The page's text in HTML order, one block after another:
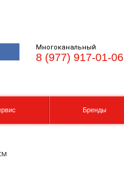
Многоканальный
8 (977) 917-01-06
Бренды